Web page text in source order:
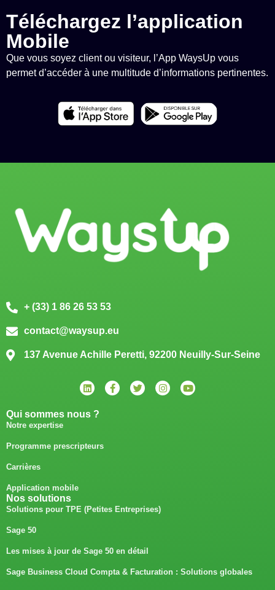
Téléchargez l’application
Mobile
Que vous soyez client ou visiteur, l’App WaysUp vous
permet d’accéder à une multitude d’informations pertinentes.
+ (33) 1 86 26 53 53
contact@waysup.eu
137 Avenue Achille Peretti, 92200 Neuilly-Sur-Seine
Qui sommes nous ?
Notre expertise
Programme prescripteurs
Carrières
Application mobile
Nos solutions
Solutions pour TPE (Petites Entreprises)
Sage 50
Les mises à jour de Sage 50 en détail
Sage Business Cloud Compta & Facturation : Solutions globales